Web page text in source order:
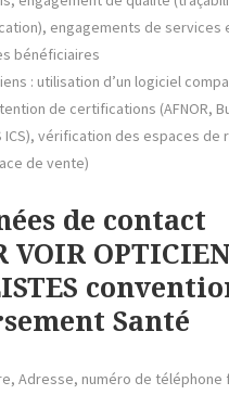
engagements de services
bénéficiaires
: utilisation d’un logiciel
de certifications (AFNOR,
ICS), vérification des espaces de
de vente)
de contact
VOIR
Santé
Adresse, numéro de téléphone